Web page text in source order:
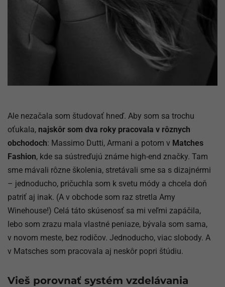
Ale nezačala som študovať hneď. Aby som sa trochu
oťukala, najskôr som dva roky pracovala v rôznych
obchodoch: Massimo Dutti, Armani a potom v Matches
Fashion, kde sa sústreďujú známe high-end značky. Tam
sme mávali rôzne školenia, stretávali sme sa s dizajnérmi
– jednoducho, pričuchla som k svetu módy a chcela doň
patriť aj inak. (A v obchode som raz stretla Amy
Winehouse!) Celá táto skúsenosť sa mi veľmi zapáčila,
lebo som zrazu mala vlastné peniaze, bývala som sama,
v novom meste, bez rodičov. Jednoducho, viac slobody. A
v Matsches som pracovala aj neskôr popri štúdiu.
Vieš porovnať systém vzdelávania